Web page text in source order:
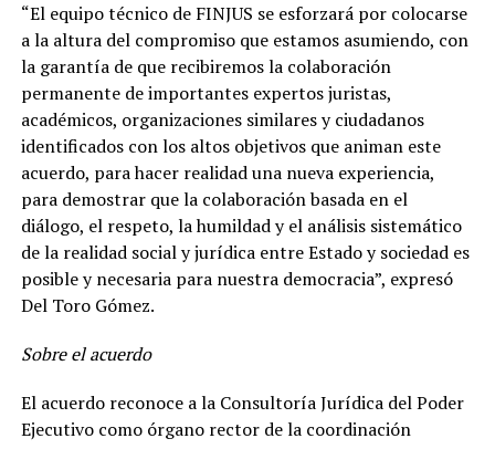
“El equipo técnico de FINJUS se esforzará por colocarse
a la altura del compromiso que estamos asumiendo, con
la garantía de que recibiremos la colaboración
permanente de importantes expertos juristas,
académicos, organizaciones similares y ciudadanos
identificados con los altos objetivos que animan este
acuerdo, para hacer realidad una nueva experiencia,
para demostrar que la colaboración basada en el
diálogo, el respeto, la humildad y el análisis sistemático
de la realidad social y jurídica entre Estado y sociedad es
posible y necesaria para nuestra democracia”, expresó
Del Toro Gómez.
Sobre el acuerdo
El acuerdo reconoce a la Consultoría Jurídica del Poder
Ejecutivo como órgano rector de la coordinación